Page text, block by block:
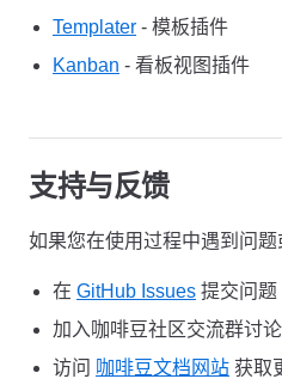
Templater - 模板插件
Kanban - 看板视图插件
支持与反馈
如果您在使用过程中遇到问题
在 GitHub Issues 提交问题
加入咖啡豆社区交流群讨论
访问 咖啡豆文档网站 获取